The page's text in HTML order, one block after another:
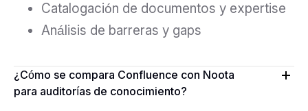
Catalogación de documentos y expertise
Análisis de barreras y gaps
¿Cómo se compara Confluence con Noota
para auditorías de conocimiento?